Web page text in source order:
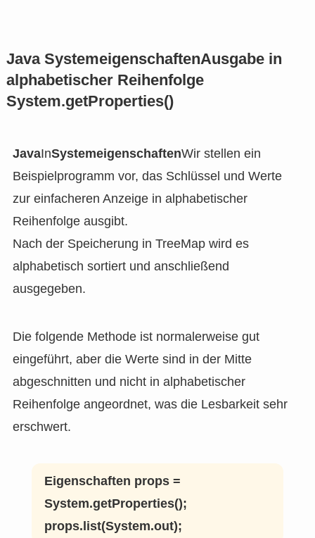
Java SystemeigenschaftenAusgabe in
alphabetischer Reihenfolge
System.getProperties()
JavaInSystemeigenschaftenWir stellen ein
Beispielprogramm vor, das Schlüssel und Werte
zur einfacheren Anzeige in alphabetischer
Reihenfolge ausgibt.
Nach der Speicherung in TreeMap wird es
alphabetisch sortiert und anschließend
ausgegeben.
Die folgende Methode ist normalerweise gut
eingeführt, aber die Werte sind in der Mitte
abgeschnitten und nicht in alphabetischer
Reihenfolge angeordnet, was die Lesbarkeit sehr
erschwert.
Eigenschaften props =
System.getProperties();
props.list(System.out);